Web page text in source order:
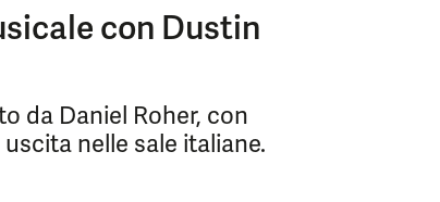
con Dustin
da Daniel Roher, con
nelle sale italiane.